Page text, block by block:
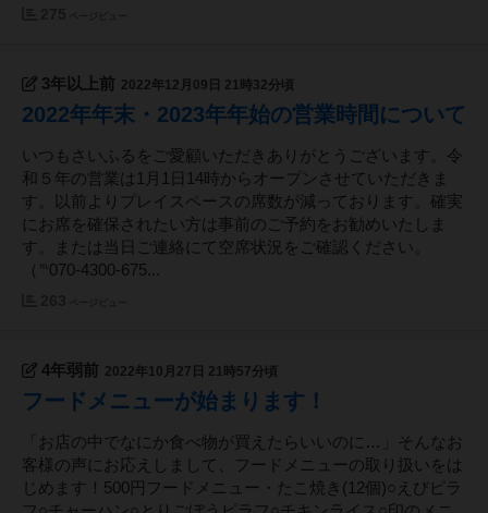
3年以上前 2022年12月09日 21時32分頃
2022年年末・2023年年始の営業時間について
いつもさいふるをご愛顧いただきありがとうございます。令
和５年の営業は1月1日14時からオープンさせていただきま
す。以前よりプレイスペースの席数が減っております。確実
にお席を確保されたい方は事前のご予約をお勧めいたしま
す。または当日ご連絡にて空席状況をご確認ください。
（℡070-4300-675...
4年弱前 2022年10月27日 21時57分頃
フードメニューが始まります！
「お店の中でなにか食べ物が買えたらいいのに…」そんなお
客様の声にお応えしまして、フードメニューの取り扱いをは
じめます！500円フードメニュー・たこ焼き(12個)○えびピラ